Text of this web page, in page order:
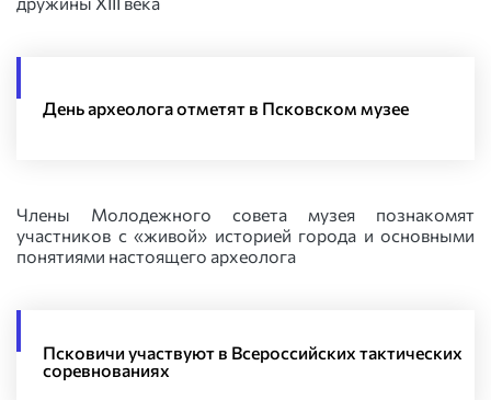
День археолога отметят в Псковском музее
Члены Молодежного совета музея познакомят
участников с «живой» историей города и основными
понятиями настоящего археолога
Псковичи участвуют в Всероссийских тактических
соревнованиях